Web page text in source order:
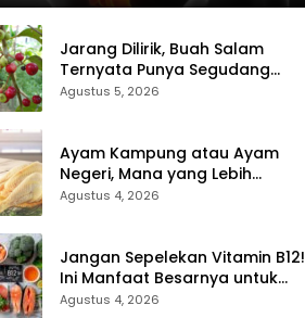
Jarang Dilirik, Buah Salam
Ternyata Punya Segudang
Manfaat untuk Kesehatan
Agustus 5, 2026
Ayam Kampung atau Ayam
Negeri, Mana yang Lebih
Sehat? Ini Perbedaan yang
Agustus 4, 2026
Jangan Sepelekan Vitamin B12!
Ini Manfaat Besarnya untuk
Energi, Otak, dan Pembentukan
Agustus 4, 2026